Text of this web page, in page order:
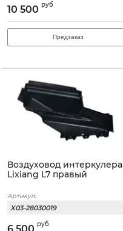
10 500 руб
Предзаказ
Воздуховод интеркулера
Lixiang L7 правый
Артикул:
X03-28030019
руб